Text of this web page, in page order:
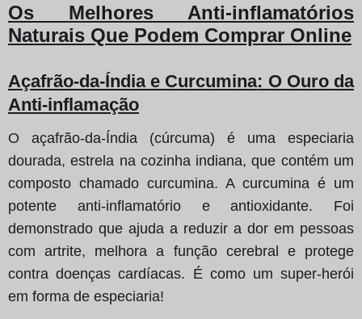
Os Melhores Anti-inflamatórios
Naturais Que Podem Comprar Online
Açafrão-da-Índia e Curcumina: O Ouro da
Anti-inflamação
O açafrão-da-Índia (cúrcuma) é uma especiaria
dourada, estrela na cozinha indiana, que contém um
composto chamado curcumina. A curcumina é um
potente anti-inflamatório e antioxidante. Foi
demonstrado que ajuda a reduzir a dor em pessoas
com artrite, melhora a função cerebral e protege
contra doenças cardíacas. É como um super-herói
em forma de especiaria!